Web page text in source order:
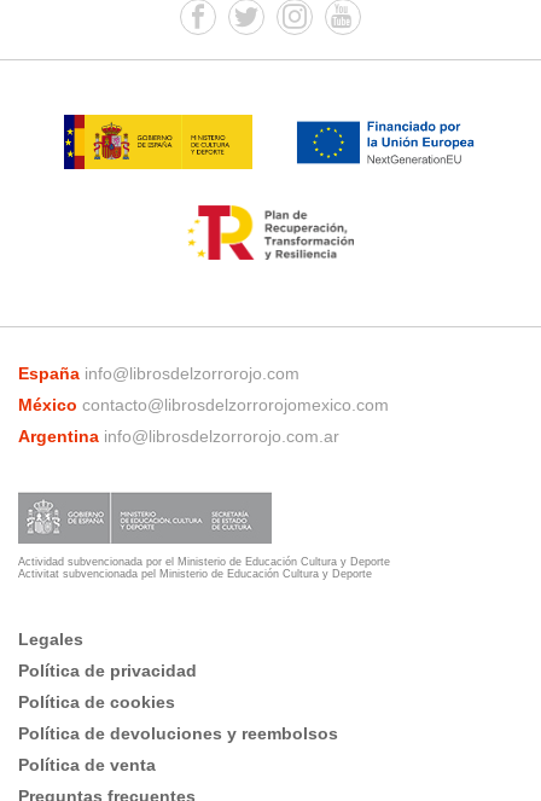
España info@librosdelzorrorojo.com
México contacto@librosdelzorrorojomexico.com
Argentina info@librosdelzorrorojo.com.ar
Actividad subvencionada por el Ministerio de Educación Cultura y Deporte
Activitat subvencionada pel Ministerio de Educación Cultura y Deporte
Legales
Política de privacidad
Política de cookies
Política de devoluciones y reembolsos
Política de venta
Preguntas frecuentes